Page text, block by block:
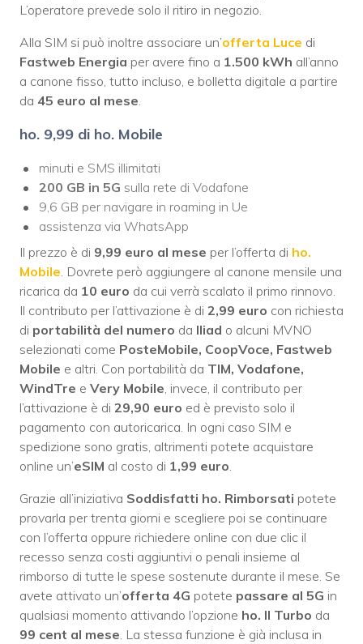
L’operatore prevede solo il ritiro in negozio.
Alla SIM si può inoltre associare un’offerta Luce di
Fastweb Energia per avere fino a 1.500 kWh all’anno
a canone fisso, tutto incluso, e bolletta digitale a partire
da 45 euro al mese
ho. 9,99 di ho. Mobile
minuti e SMS illimitati
200 GB in 5G sulla rete di Vodafone
9,6 GB per navigare in roaming in Ue
assistenza via WhatsApp
Il prezzo è di 9,99 euro al mese per l’offerta di ho.
Mobile . Dovrete però aggiungere al canone mensile una
ricarica da 10 euro da cui verrà scalato il primo rinnovo.
Il contributo per l’attivazione è di 2,99 euro con richiesta
di portabilità del numero da Iliad o alcuni MVNO
selezionati come PosteMobile, CoopVoce, Fastweb
Mobile e altri. Con portabilità da TIM, Vodafone,
WindTre e Very Mobile , invece, il contributo per
l’attivazione è di 29,90 euro ed è previsto solo il
pagamento con autoricarica. In ogni caso SIM e
spedizione sono gratis, altrimenti potete acquistare
online un’eSIM al costo di 1,99 euro
Grazie all’iniziativa Soddisfatti ho. Rimborsati potete
provarla per trenta giorni e scegliere poi se continuare
con l’offerta oppure richiedere online con due clic il
recesso senza costi aggiuntivi o penali insieme al
rimborso di tutte le spese sostenute durante il mese. Se
avete attivato un’offerta 4G potete passare al 5G in
qualsiasi momento attivando l’opzione ho. Il Turbo da
99 cent al mese . La stessa funzione è già inclusa in